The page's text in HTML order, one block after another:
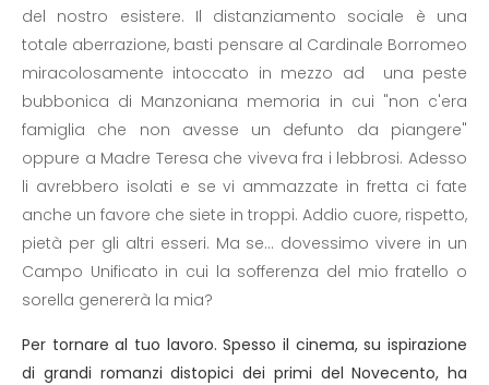
del nostro esistere. Il distanziamento sociale è una
totale aberrazione, basti pensare al Cardinale Borromeo
miracolosamente intoccato in mezzo ad una peste
bubbonica di Manzoniana memoria in cui "non c'era
famiglia che non avesse un defunto da piangere"
oppure a Madre Teresa che viveva fra i lebbrosi. Adesso
li avrebbero isolati e se vi ammazzate in fretta ci fate
anche un favore che siete in troppi. Addio cuore, rispetto,
pietà per gli altri esseri. Ma se... dovessimo vivere in un
Campo Unificato in cui la sofferenza del mio fratello o
sorella genererà la mia?
Per tornare al tuo lavoro. Spesso il cinema, su ispirazione
di grandi romanzi distopici dei primi del Novecento, ha